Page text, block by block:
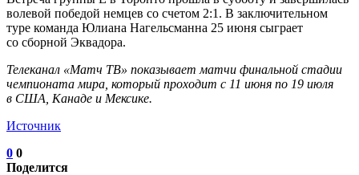
волевой победой немцев со счетом 2:1. В заключительном
туре команда Юлиана Нагельсманна 25 июня сыграет
со сборной Эквадора.
Телеканал «Матч ТВ» показывает матчи финальной стадии
чемпионата мира, который проходит с 11 июня по 19 июля
в США, Канаде и Мексике.
Источник
0 0
Поделится